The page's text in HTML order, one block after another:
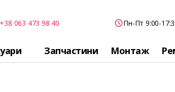
+38 063 473 98 40 Пн-Пт 9:00-
Запчастини Монтаж